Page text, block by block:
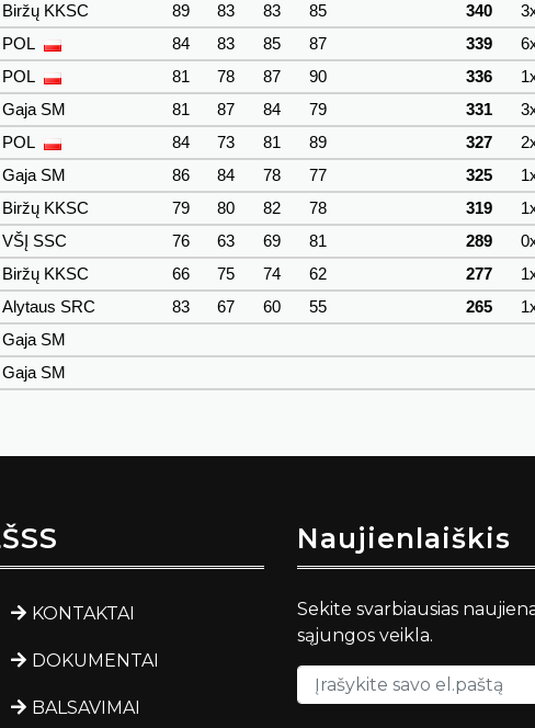
Biržų KKSC 89 83 83 85 340
POL 84 83 85 87 339
POL 81 78 87 90 336
Gaja SM 81 87 84 79 331
POL 84 73 81 89 327
Gaja SM 86 84 78 77 325
Biržų KKSC 79 80 82 78 319
VŠĮ SSC 76 63 69 81 289
Biržų KKSC 66 75 74 62 277
Alytaus SRC 83 67 60 55 265
Gaja SM
Gaja SM
KONTAKTAI
DOKUMENTAI
BALSAVIMAI
Naujienlaiškis
Sekite svarbiausias
sąjungos veikla.